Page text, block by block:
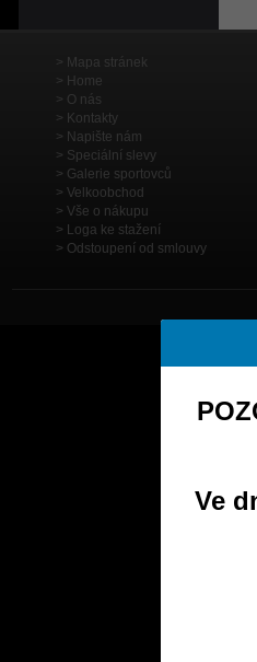
Mapa stránek
Home
O nás
Kontakty
Napište nám
Speciální slevy
Galerie sportovců
Velkoobchod
Vše o nákupu
Loga ke stažení
Odstoupení od smlouvy
Ve